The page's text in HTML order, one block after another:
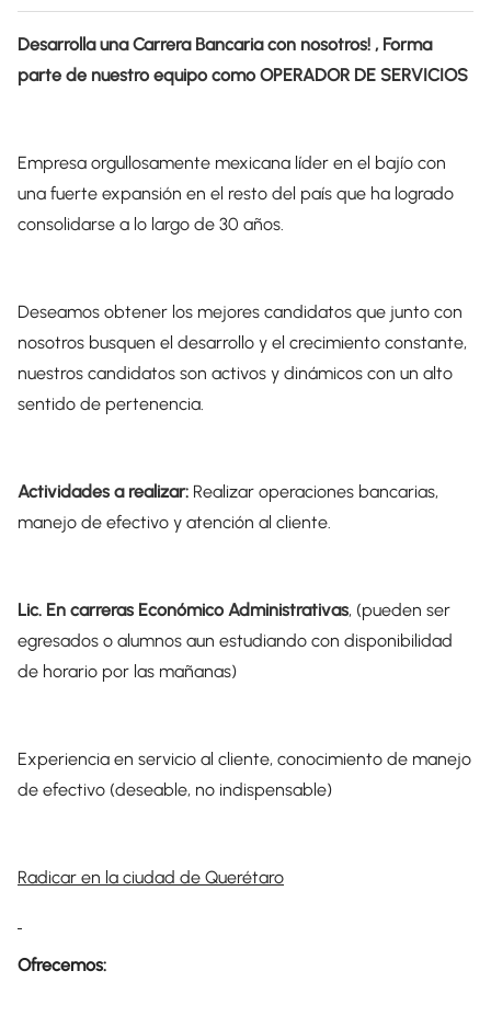
Desarrolla una Carrera Bancaria con nosotros! , Forma
parte de nuestro equipo como OPERADOR DE SERVICIOS
Empresa orgullosamente mexicana líder en el bajío con
una fuerte expansión en el resto del país que ha logrado
consolidarse a lo largo de 30 años.
Deseamos obtener los mejores candidatos que junto con
nosotros busquen el desarrollo y el crecimiento constante,
nuestros candidatos son activos y dinámicos con un alto
sentido de pertenencia.
Actividades a realizar: Realizar operaciones bancarias,
manejo de efectivo y atención al cliente.
Lic. En carreras Económico Administrativas, (pueden ser
egresados o alumnos aun estudiando con disponibilidad
de horario por las mañanas)
Experiencia en servicio al cliente, conocimiento de manejo
de efectivo (deseable, no indispensable)
Radicar en la ciudad de Querétaro
Ofrecemos: